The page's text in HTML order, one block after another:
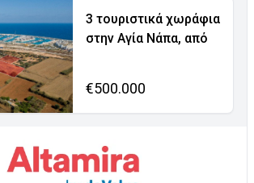
3 τουριστικά χωράφια
στην Αγία Νάπα, από
€500.000